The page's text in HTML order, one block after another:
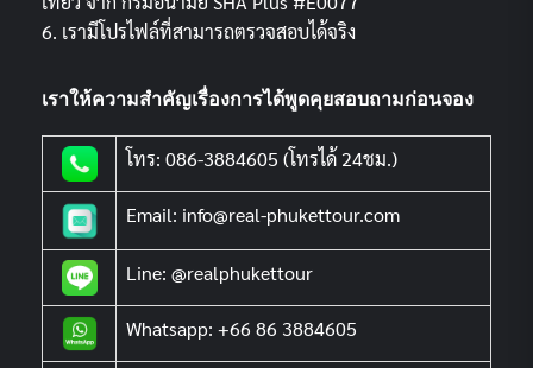
6. เรามีโปรไฟล์ที่สามารถตรวจสอบได้จริง
เราให้ความสำคัญเรื่องการได้พูดคุยสอบถามก่อนจอง
โทร: 086-3884605 (โทรได้ 24ชม.)
Email: info@real-phukettour.com
Line: @realphukettour
Whatsapp: +66 86 3884605